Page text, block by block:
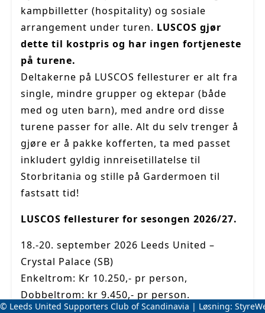
kampbilletter (hospitality) og sosiale
arrangement under turen. LUSCOS gjør
dette til kostpris og har ingen fortjeneste
på turene.
Deltakerne på LUSCOS fellesturer er alt fra
single, mindre grupper og ektepar (både
med og uten barn), med andre ord disse
turene passer for alle. Alt du selv trenger å
gjøre er å pakke kofferten, ta med passet
inkludert gyldig innreisetillatelse til
Storbritania og stille på Gardermoen til
fastsatt tid!
LUSCOS fellesturer for sesongen 2026/27.
18.-20. september 2026 Leeds United –
Crystal Palace (SB)
Enkeltrom: Kr 10.250,- pr person,
Dobbeltrom: kr 9.450,- pr person.
© Leeds United Supporters Club of Scandinavia | Løsning: